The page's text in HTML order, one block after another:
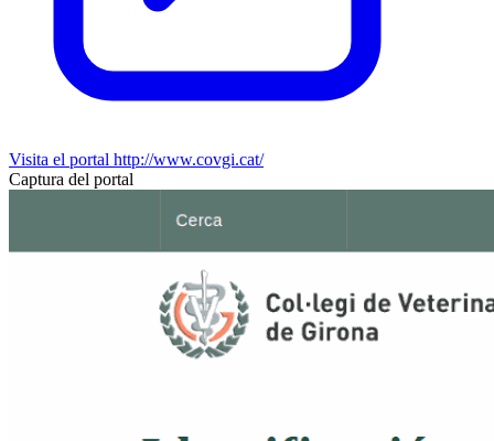
Visita el portal http://www.covgi.cat/
Captura del portal